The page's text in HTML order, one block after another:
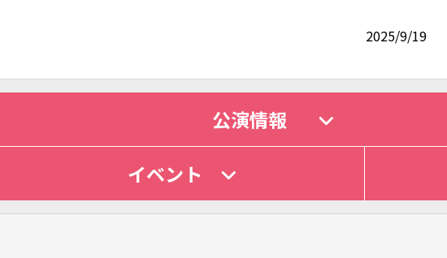
2025/9/19
公演情報
イベント